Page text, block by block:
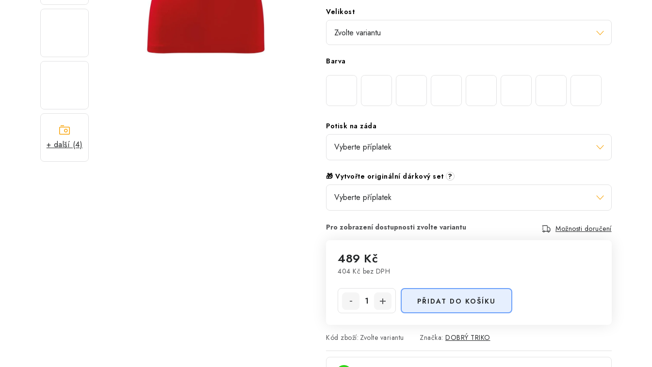
+ další (4)
Velikost
Barva
Potisk na záda
🎁 Vytvořte originální dárkový set ?
Možnosti doručení
489 Kč
404 Kč bez DPH
PŘIDAT DO KOŠÍKU
Kód zboží: Zvolte variantu Značka: DOBRÝ TRIKO